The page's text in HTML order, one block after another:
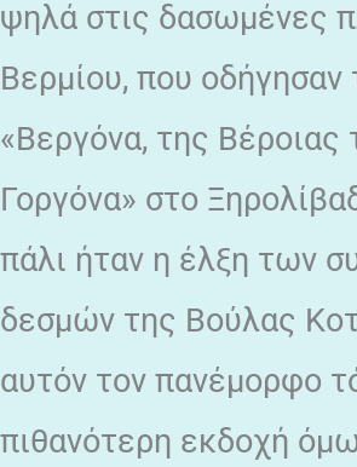
ψηλά στις δασωμένες
Βερμίου, που οδήγησαν
«Βεργόνα, της Βέροιας
Γοργόνα» στο
πάλι ήταν η έλξη των
δεσμών της Βούλας
αυτόν τον πανέμορφο
πιθανότερη εκδοχή